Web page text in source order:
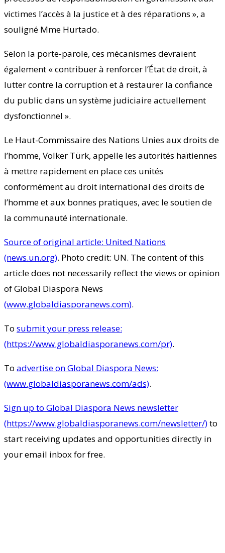
victimes l’accès à la justice et à des réparations », a
souligné Mme Hurtado.
Selon la porte-parole, ces mécanismes devraient
également « contribuer à renforcer l’État de droit, à
lutter contre la corruption et à restaurer la confiance
du public dans un système judiciaire actuellement
dysfonctionnel ».
Le Haut-Commissaire des Nations Unies aux droits de
l’homme, Volker Türk, appelle les autorités haïtiennes
à mettre rapidement en place ces unités
conformément au droit international des droits de
l’homme et aux bonnes pratiques, avec le soutien de
la communauté internationale.
Source of original article: United Nations
(news.un.org). Photo credit: UN. The content of this
article does not necessarily reflect the views or opinion
of Global Diaspora News
(www.globaldiasporanews.com).
To submit your press release:
(https://www.globaldiasporanews.com/pr).
To advertise on Global Diaspora News:
(www.globaldiasporanews.com/ads).
Sign up to Global Diaspora News newsletter
(https://www.globaldiasporanews.com/newsletter/)to
start receiving updates and opportunities directly in
your email inbox for free.